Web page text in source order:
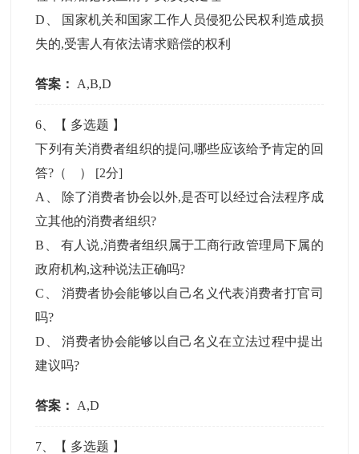
D
国家机关和国家工作人员侵犯公民权利造成损
失的,受害人有依法请求赔偿的权利
答案： A,B,D
6 、【 多选题 】
下列有关消费者组织的提问,哪些应该给予肯定的回
答?（ ） [2分]
A
除了消费者协会以外,是否可以经过合法程序成
立其他的消费者组织?
B
有人说,消费者组织属于工商行政管理局下属的
政府机构,这种说法正确吗?
C
消费者协会能够以自己名义代表消费者打官司
吗?
D 、消费者协会能够以自己名义在立法过程中提出
建议吗?
答案： A,D
7 、【 多选题 】